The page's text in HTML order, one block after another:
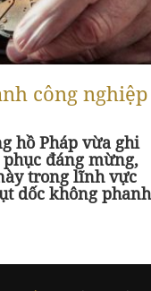
công nghiệp
hồ Pháp vừa ghi
đáng mừng,
trong lĩnh vực
dốc không phanh